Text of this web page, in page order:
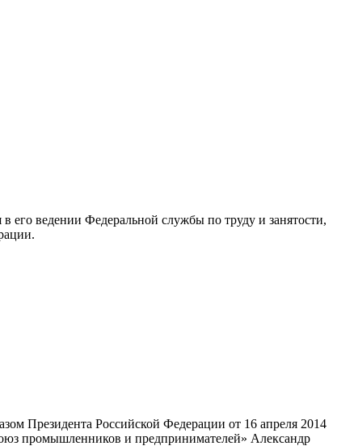
его ведении Федеральной службы по труду и занятости,
Президента Российской Федерации от 16 апреля 2014
промышленников и предпринимателей» Александр